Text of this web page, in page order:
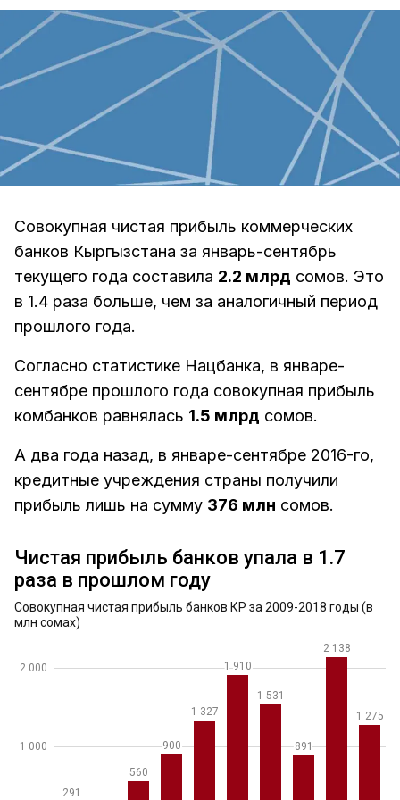
Совокупная чистая прибыль коммерческих
банков Кыргызстана за январь-сентябрь
текущего года составила 2.2 млрд сомов. Это
в 1.4 раза больше, чем за аналогичный период
прошлого года.
Согласно статистике Нацбанка, в январе-
сентябре прошлого года совокупная прибыль
комбанков равнялась 1.5 млрд сомов.
А два года назад, в январе-сентябре 2016-го,
кредитные учреждения страны получили
прибыль лишь на сумму 376 млн сомов.